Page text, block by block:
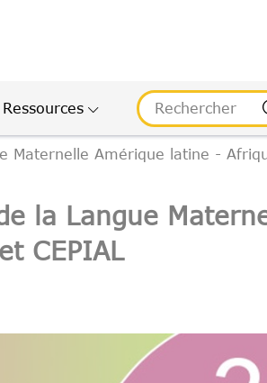
Ressources
Maternelle Amérique latine -
la Langue
CEPIAL